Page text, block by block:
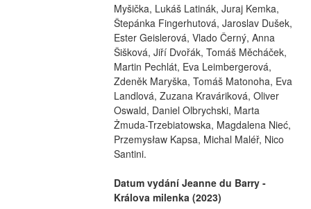
Myšička, Lukáš Latinák, Juraj Kemka,
Štepánka Fingerhutová, Jaroslav Dušek,
Ester Geislerová, Vlado Černý, Anna
Šišková, Jiří Dvořák, Tomáš Měcháček,
Martin Pechlát, Eva Leimbergerová,
Zdeněk Maryška, Tomáš Matonoha, Eva
Landlová, Zuzana Kraváriková, Oliver
Oswald, Daniel Olbrychski, Marta
Żmuda-Trzebiatowska, Magdalena Nieć,
Przemysław Kapsa, Michal Maléř, Nico
Santini.
Datum vydání Jeanne du Barry -
Králova milenka (2023)